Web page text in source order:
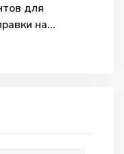
для
на
в 2026 году